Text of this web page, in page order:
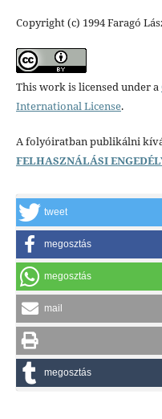
Copyright (c) 1994 Faragó
This work is licensed under a
International License.
A folyóiratban publikálni
FELHASZNÁLÁSI
tweet
megosztás
megosztás
mail
megosztás